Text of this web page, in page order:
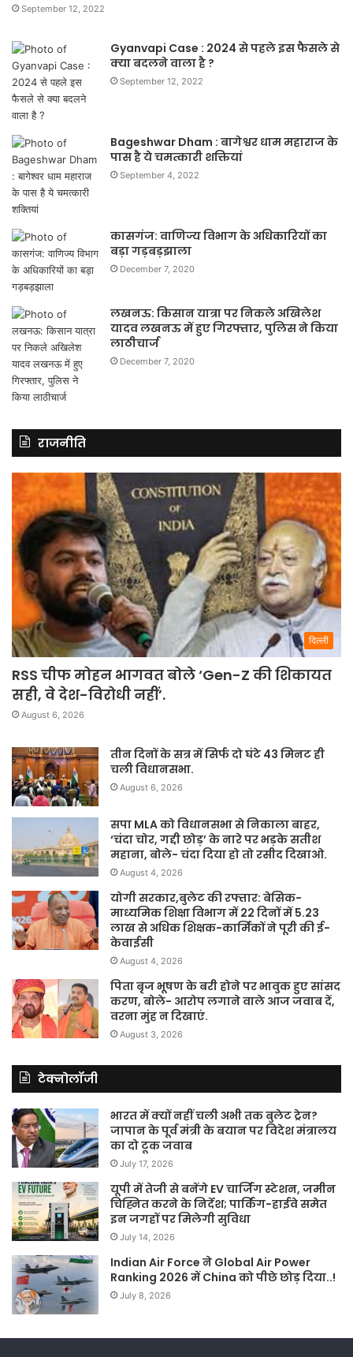
September 12, 2022
Gyanvapi Case : 2024 से पहले इस फैसले से
क्या बदलने वाला है ?
September 12, 2022
Bageshwar Dham : बागेश्वर धाम महाराज के
पास है ये चमत्कारी शक्तियां
September 4, 2022
कासगंज: वाणिज्य विभाग के अधिकारियों का
बड़ा गड़बड़झाला
December 7, 2020
लखनऊ: किसान यात्रा पर निकले अखिलेश
यादव लखनऊ में हुए गिरफ्तार, पुलिस ने किया
लाठीचार्ज
December 7, 2020
राजनीति
दिल्ली
RSS चीफ मोहन भागवत बोले ‘Gen-Z की शिकायत
सही, वे देश-विरोधी नहीं’.
August 6, 2026
तीन दिनों के सत्र में सिर्फ दो घंटे 43 मिनट ही
चली विधानसभा.
August 6, 2026
सपा MLA को विधानसभा से निकाला बाहर,
‘चंदा चोर, गद्दी छोड़’ के नारे पर भड़के सतीश
महाना, बोले- चंदा दिया हो तो रसीद दिखाओ.
August 4, 2026
योगी सरकार,बुलेट की रफ्तार: बेसिक-
माध्यमिक शिक्षा विभाग में 22 दिनों में 5.23
लाख से अधिक शिक्षक-कार्मिकों ने पूरी की ई-
केवाईसी
August 4, 2026
पिता बृज भूषण के बरी होने पर भावुक हुए सांसद
करण, बोले- आरोप लगाने वाले आज जवाब दें,
वरना मुंह न दिखाएं.
August 3, 2026
टेक्नोलॉजी
भारत में क्यों नहीं चली अभी तक बुलेट ट्रेन?
जापान के पूर्व मंत्री के बयान पर विदेश मंत्रालय
का दो टूक जवाब
July 17, 2026
यूपी में तेजी से बनेंगे EV चार्जिंग स्टेशन, जमीन
चिह्नित करने के निर्देश; पार्किंग-हाईवे समेत
इन जगहों पर मिलेगी सुविधा
July 14, 2026
Indian Air Force ने Global Air Power
Ranking 2026 में China को पीछे छोड़ दिया..!
July 8, 2026